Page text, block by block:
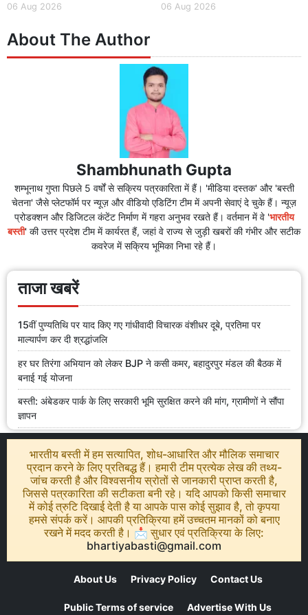
06 Aug 2026 06 Aug 2026
About The Author
Shambhunath Gupta
शम्भूनाथ गुप्ता पिछले 5 वर्षों से सक्रिय पत्रकारिता में हैं। 'मीडिया दस्तक' और 'बस्ती
चेतना' जैसे प्लेटफॉर्म पर न्यूज़ और वीडियो एडिटिंग टीम में अपनी सेवाएं दे चुके हैं। न्यूज़
प्रोडक्शन और डिजिटल कंटेंट निर्माण में गहरा अनुभव रखते हैं। वर्तमान में वे 'भारतीय
बस्ती' की उत्तर प्रदेश टीम में कार्यरत हैं, जहां वे राज्य से जुड़ी खबरों की गंभीर और सटीक
कवरेज में सक्रिय भूमिका निभा रहे हैं।
ताजा खबरें
15वीं पुण्यतिथि पर याद किए गए गांधीवादी विचारक वंशीधर दूबे, प्रतिमा पर
माल्यार्पण कर दी श्रद्धांजलि
हर घर तिरंगा अभियान को लेकर BJP ने कसी कमर, बहादुरपुर मंडल की बैठक में
बनाई गई योजना
बस्ती: अंबेडकर पार्क के लिए सरकारी भूमि सुरक्षित करने की मांग, ग्रामीणों ने सौंपा
ज्ञापन
भारतीय बस्ती में हम सत्यापित, शोध-आधारित और मौलिक समाचार
प्रदान करने के लिए प्रतिबद्ध हैं। हमारी टीम प्रत्येक लेख की तथ्य-
जांच करती है और विश्वसनीय स्रोतों से जानकारी प्राप्त करती है,
जिससे पत्रकारिता की सटीकता बनी रहे। यदि आपको किसी समाचार
में कोई त्रुटि दिखाई देती है या आपके पास कोई सुझाव है, तो कृपया
हमसे संपर्क करें। आपकी प्रतिक्रिया हमें उच्चतम मानकों को बनाए
रखने में मदद करती है। 📩 सुधार एवं प्रतिक्रिया के लिए:
bhartiyabasti@gmail.com
About Us Privacy Policy Contact Us
Public Terms of service Advertise With Us